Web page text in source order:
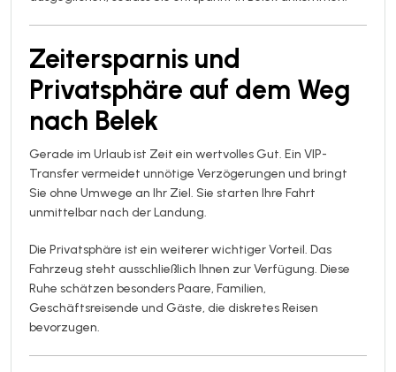
Zeitersparnis und
Privatsphäre auf dem Weg
nach Belek
Gerade im Urlaub ist Zeit ein wertvolles Gut. Ein VIP-
Transfer vermeidet unnötige Verzögerungen und bringt
Sie ohne Umwege an Ihr Ziel. Sie starten Ihre Fahrt
unmittelbar nach der Landung.
Die Privatsphäre ist ein weiterer wichtiger Vorteil. Das
Fahrzeug steht ausschließlich Ihnen zur Verfügung. Diese
Ruhe schätzen besonders Paare, Familien,
Geschäftsreisende und Gäste, die diskretes Reisen
bevorzugen.